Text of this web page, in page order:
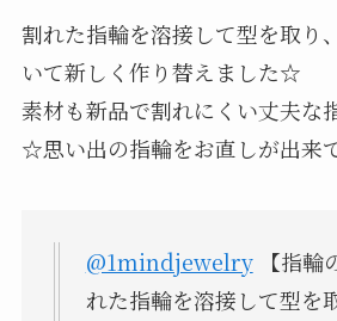
割れた指輪を溶接して型を取り
いて新しく作り替えました☆
素材も新品で割れにくい丈夫な
☆思い出の指輪をお直しが出来
@1mindjewelry【指輪
れた指輪を溶接して型を